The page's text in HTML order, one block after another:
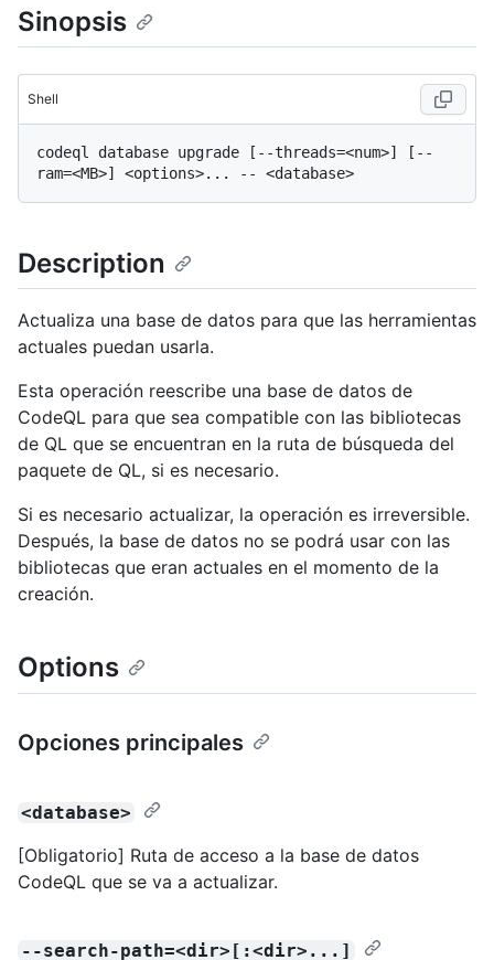
Sinopsis
Shell
codeql database upgrade [--threads=<num>] [--
Description
Actualiza una base de datos para que las herramientas
actuales puedan usarla.
Esta operación reescribe una base de datos de
CodeQL para que sea compatible con las bibliotecas
de QL que se encuentran en la ruta de búsqueda del
paquete de QL, si es necesario.
Si es necesario actualizar, la operación es irreversible.
Después, la base de datos no se podrá usar con las
bibliotecas que eran actuales en el momento de la
creación.
Options
Opciones principales
<database>
[Obligatorio] Ruta de acceso a la base de datos
CodeQL que se va a actualizar.
--search-path=<dir>[:<dir>...]